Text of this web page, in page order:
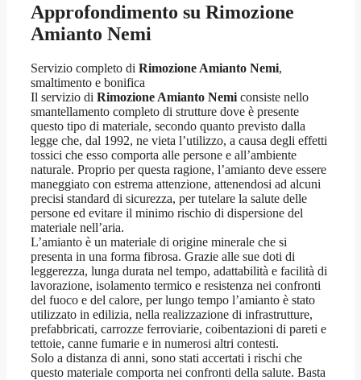
Approfondimento su Rimozione
Amianto Nemi
Servizio completo di Rimozione Amianto Nemi,
smaltimento e bonifica
Il servizio di Rimozione Amianto Nemi consiste nello
smantellamento completo di strutture dove è presente
questo tipo di materiale, secondo quanto previsto dalla
legge che, dal 1992, ne vieta l’utilizzo, a causa degli effetti
tossici che esso comporta alle persone e all’ambiente
naturale. Proprio per questa ragione, l’amianto deve essere
maneggiato con estrema attenzione, attenendosi ad alcuni
precisi standard di sicurezza, per tutelare la salute delle
persone ed evitare il minimo rischio di dispersione del
materiale nell’aria.
L’amianto è un materiale di origine minerale che si
presenta in una forma fibrosa. Grazie alle sue doti di
leggerezza, lunga durata nel tempo, adattabilità e facilità di
lavorazione, isolamento termico e resistenza nei confronti
del fuoco e del calore, per lungo tempo l’amianto è stato
utilizzato in edilizia, nella realizzazione di infrastrutture,
prefabbricati, carrozze ferroviarie, coibentazioni di pareti e
tettoie, canne fumarie e in numerosi altri contesti.
Solo a distanza di anni, sono stati accertati i rischi che
questo materiale comporta nei confronti della salute. Basta